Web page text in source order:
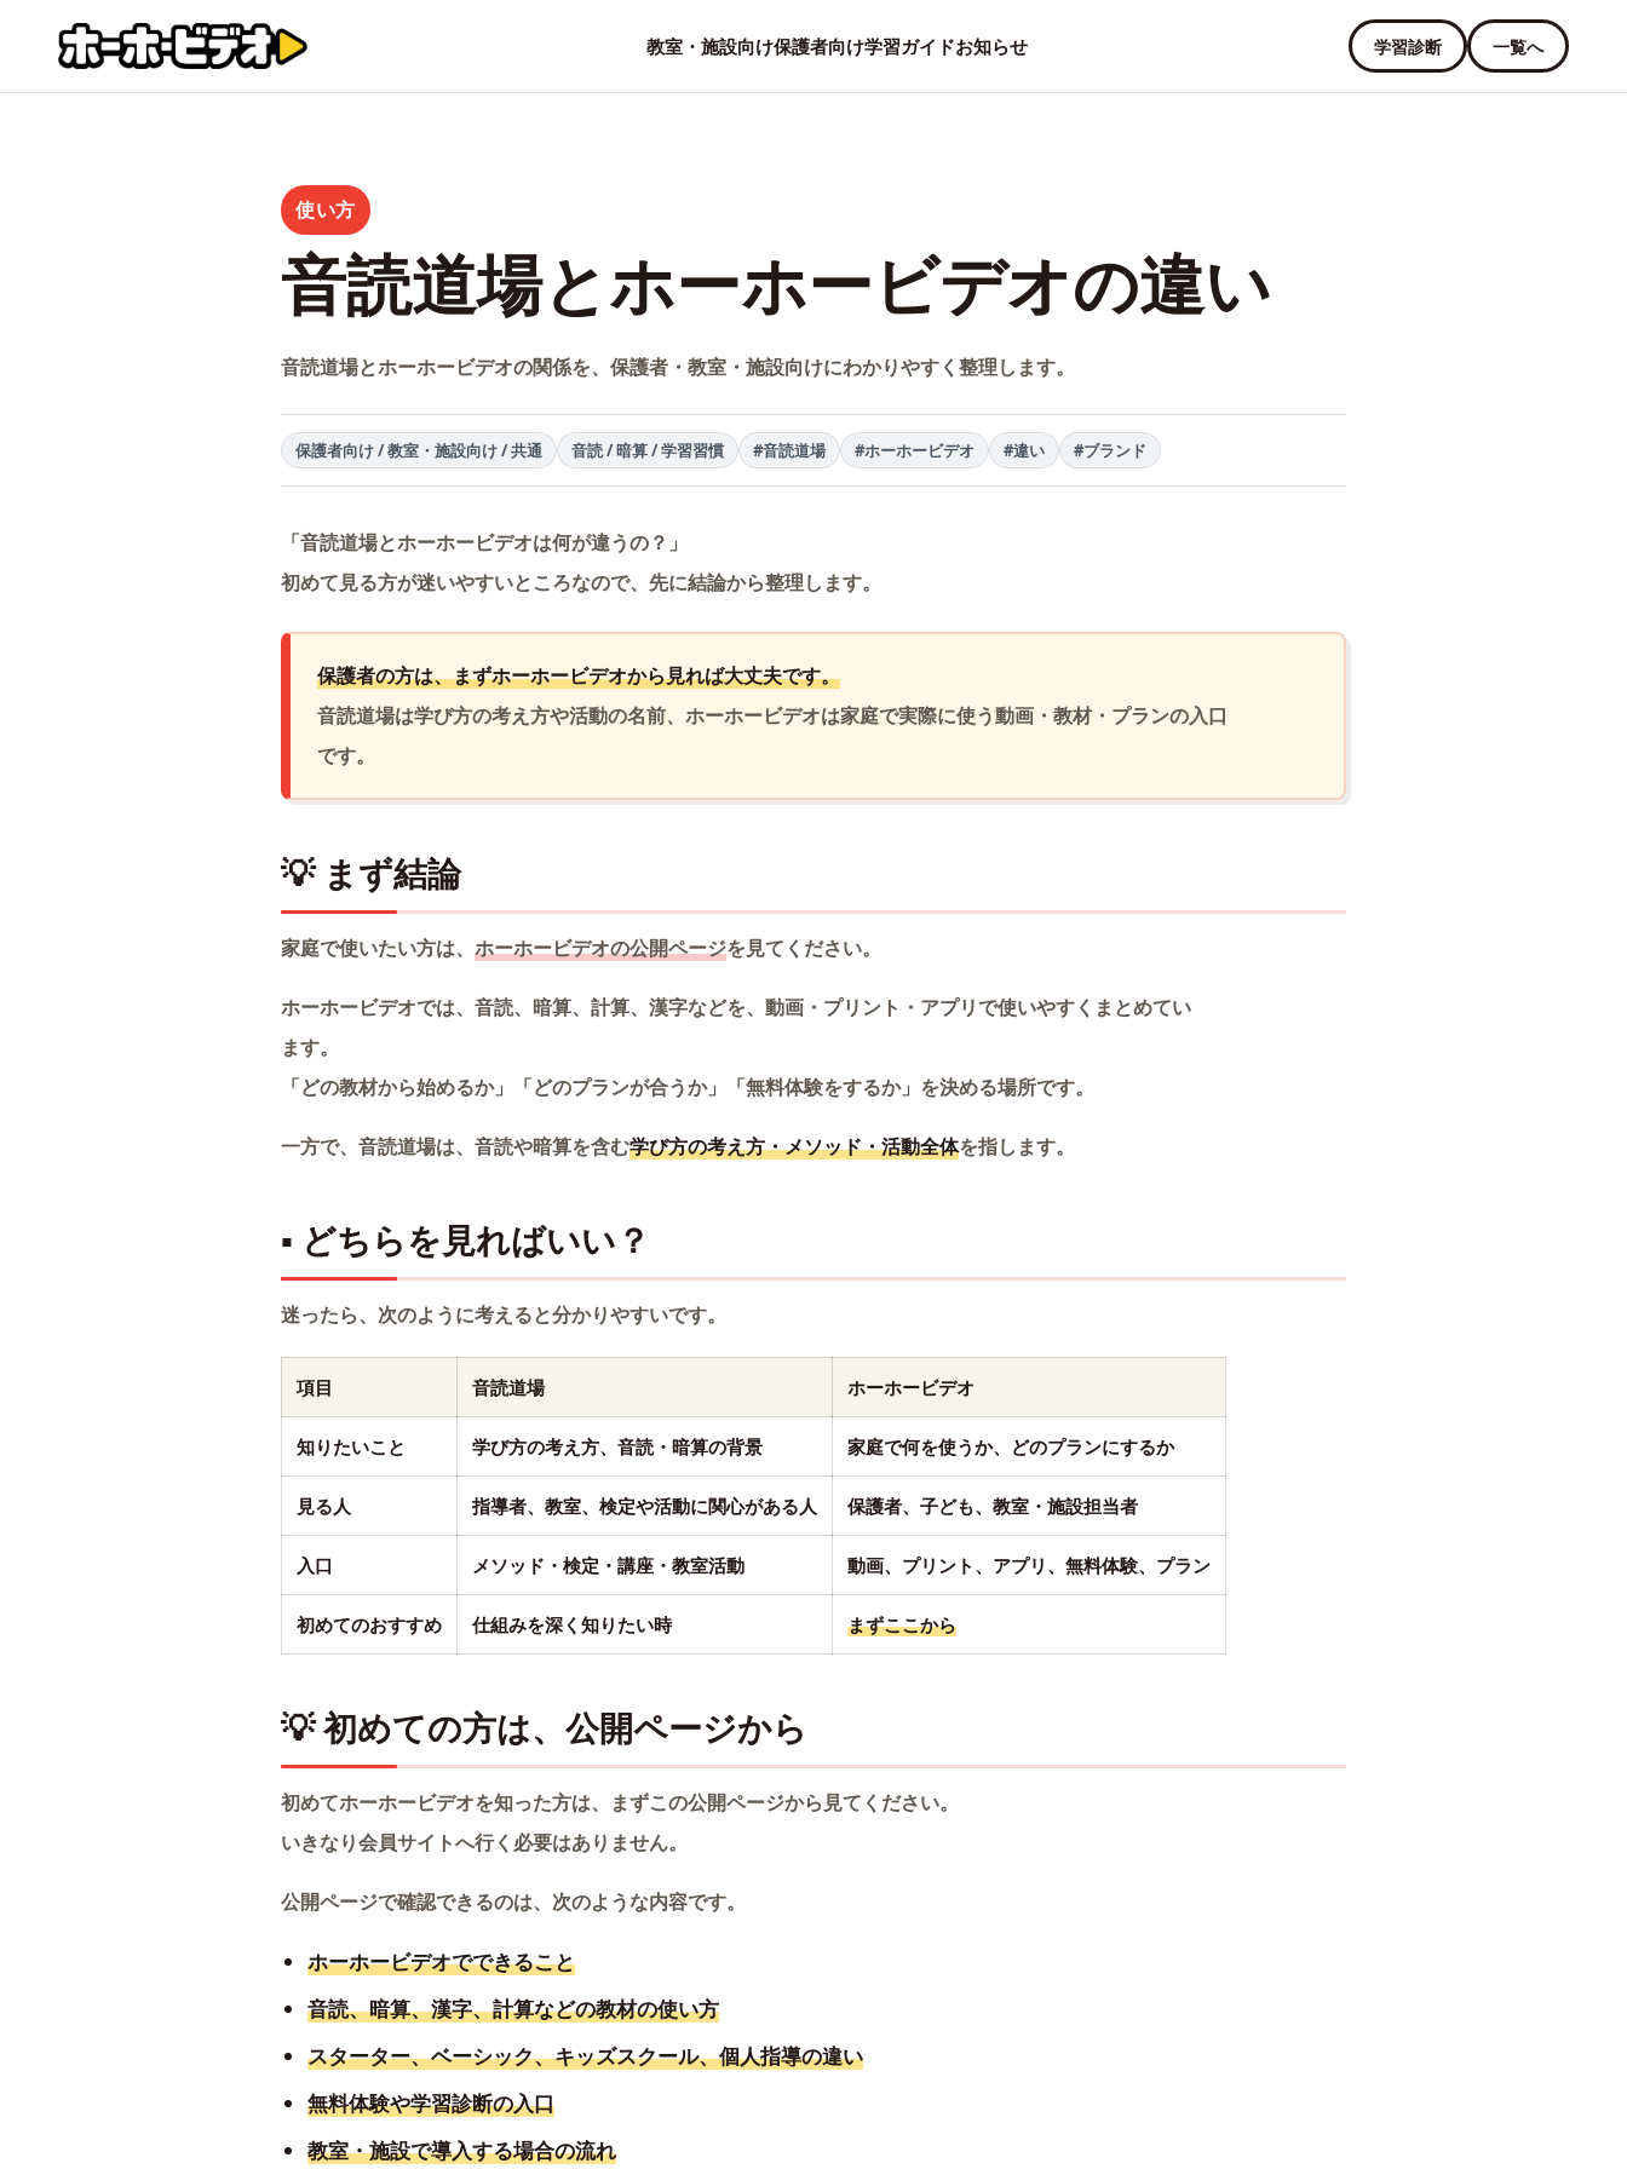
教室・施設向け保護者向け学習ガイドお知らせ 学習診断 一覧へ
使い方
音読道場とホーホービデオの違い
音読道場とホーホービデオの関係を、保護者・教室・施設向けにわかりやすく整理します。
保護者向け / 教室・施設向け / 共通 音読 / 暗算 / 学習習慣 #音読道場 #ホーホービデオ #違い #ブランド
「音読道場とホーホービデオは何が違うの？」
初めて見る方が迷いやすいところなので、先に結論から整理します。
保護者の方は、まずホーホービデオから見れば大丈夫です。
音読道場は学び方の考え方や活動の名前、ホーホービデオは家庭で実際に使う動画・教材・プランの入口
です。
💡 まず結論
家庭で使いたい方は、 ホーホービデオの公開ページを見てください。
ホーホービデオでは、音読、暗算、計算、漢字などを、動画・プリント・アプリで使いやすくまとめてい
ます。
「どの教材から始めるか」「どのプランが合うか」「無料体験をするか」を決める場所です。
一方で、音読道場は、音読や暗算を含む学び方の考え方・メソッド・活動全体を指します。
▪ どちらを見ればいい？
迷ったら、次のように考えると分かりやすいです。
項目 音読道場 ホーホービデオ
知りたいこと 学び方の考え方、音読・暗算の背景 家庭で何を使うか、どのプランにするか
見る人 指導者、教室、検定や活動に関心がある人 保護者、子ども、教室・施設担当者
入口 メソッド・検定・講座・教室活動 動画、プリント、アプリ、無料体験、プラン
初めてのおすすめ 仕組みを深く知りたい時 まずここから
💡 初めての方は、公開ページから
初めてホーホービデオを知った方は、まずこの公開ページから見てください。
いきなり会員サイトへ行く必要はありません。
公開ページで確認できるのは、次のような内容です。
ホーホービデオでできること
音読、暗算、漢字、計算などの教材の使い方
スターター、ベーシック、キッズスクール、個人指導の違い
無料体験や学習診断の入口
教室・施設で導入する場合の流れ